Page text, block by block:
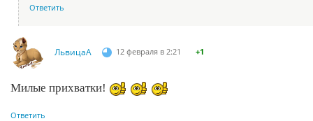
Ответить
ЛьвицаА 12 февраля в 2:21 +1
Милые прихватки!
Ответить